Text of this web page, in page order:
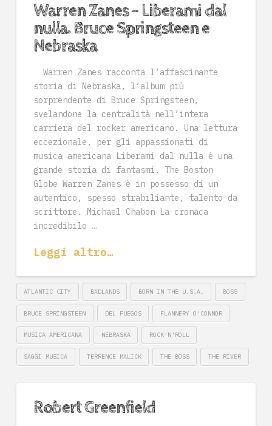
Warren Zanes – Liberami dal
nulla. Bruce Springsteen e
Nebraska
Warren Zanes racconta l’affascinante
storia di Nebraska, l’album più
sorprendente di Bruce Springsteen,
svelandone la centralità nell’intera
carriera del rocker americano. Una lettura
eccezionale, per gli appassionati di
musica americana Liberami dal nulla è una
grande storia di fantasmi. The Boston
Globe Warren Zanes è in possesso di un
autentico, spesso strabiliante, talento da
scrittore. Michael Chabon La cronaca
incredibile …
Leggi altro…
ATLANTIC CITY BADLANDS BORN IN THE U.S.A. BOSS
BRUCE SPRINGSTEEN DEL FUEGOS FLANNERY O'CONNOR
MUSICA AMERICANA NEBRASKA ROCK'N'ROLL
SAGGI MUSICA TERRENCE MALICK THE BOSS THE RIVER
Robert Greenfield